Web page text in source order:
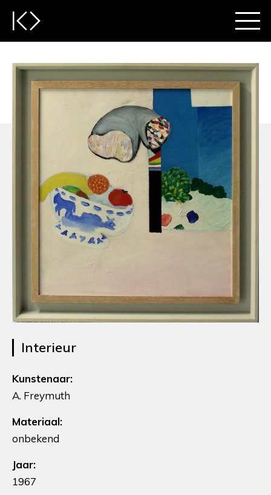
Interieur
Kunstenaar:
A. Freymuth
Materiaal:
onbekend
Jaar:
1967